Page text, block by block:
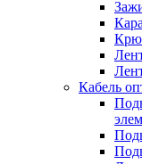
Кабель